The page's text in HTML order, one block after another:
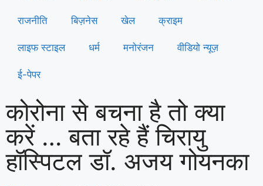
राजनीति बिज़नेस खेल क्राइम
लाइफ स्टाइल धर्म मनोरंजन वीडियो न्यूज़
ई-पेपर
कोरोना से बचना है तो क्या
करें … बता रहे हैं चिरायु
हॉस्पिटल डॉ. अजय गोयनका